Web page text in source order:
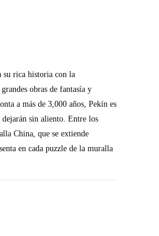
su rica historia con la
obras de fantasía y
a más de 3,000 años, Pekín es
sin aliento. Entre los
China, que se extiende
en cada puzzle de la muralla